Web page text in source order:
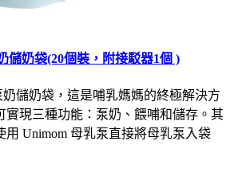
儲奶袋(20個裝，附接駁器1個 )
奶儲奶袋，這是哺乳媽媽的終極解決方
實現三種功能：泵奶、餵哺和儲存。其
Unimom 母乳泵直接將母乳泵入袋